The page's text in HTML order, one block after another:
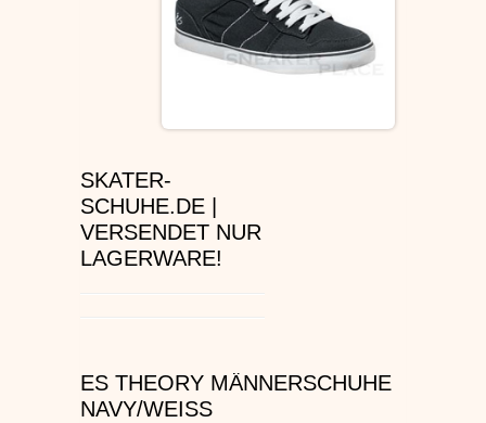
ÉS SCHUHE
DVS SCHUHE
OSIRIS SKATERSCHUHE
ADIO
VANS SCHUHE
SKATER-
SCHUHE.DE |
VERSENDET NUR
LAGERWARE!
ES THEORY MÄNNERSCHUHE
NAVY/WEISS